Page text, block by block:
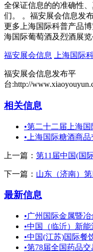
全保证信息的的准确性
们。 。福安展会信息发布
更多上海国际科普产品
海国际葡萄酒及烈酒展
福安展会信息 上海国际
福安展会信息发布平
台:http://
相关信息
•第二十二届上海
• 上海国际糖酒商
上一篇： 第11届中国(国
下一篇： 山东（济南）
最新信息
•广州国际金属暨
•中国（临沂）新
•中国(江苏)国际餐
•第78届全国药品交